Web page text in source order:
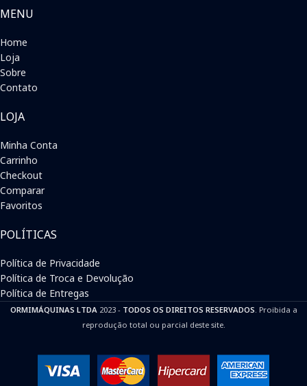
MENU
Home
Loja
Sobre
Contato
LOJA
Minha Conta
Carrinho
Checkout
Comparar
Favoritos
POLÍTICAS
Política de Privacidade
Política de Troca e Devolução
Política de Entregas
ORMIMÁQUINAS LTDA2023 - TODOS OS DIREITOS RESERVADOS. Proibida a
reprodução total ou parcial deste site.